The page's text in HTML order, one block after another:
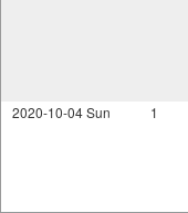
2020-10-04 Sun 1